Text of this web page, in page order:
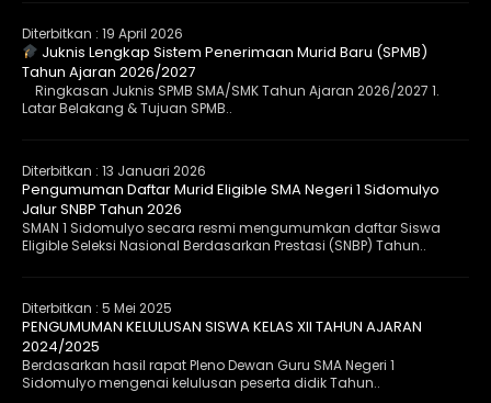
Diterbitkan : 19 April 2026
Juknis Lengkap Sistem Penerimaan Murid Baru (SPMB)
Tahun Ajaran 2026/2027
Ringkasan Juknis SPMB SMA/SMK Tahun Ajaran 2026/2027 1.
Latar Belakang & Tujuan SPMB..
Diterbitkan : 13 Januari 2026
Pengumuman Daftar Murid Eligible SMA Negeri 1 Sidomulyo
Jalur SNBP Tahun 2026
SMAN 1 Sidomulyo secara resmi mengumumkan daftar Siswa
Eligible Seleksi Nasional Berdasarkan Prestasi (SNBP) Tahun..
Diterbitkan : 5 Mei 2025
PENGUMUMAN KELULUSAN SISWA KELAS XII TAHUN AJARAN
2024/2025
Berdasarkan hasil rapat Pleno Dewan Guru SMA Negeri 1
Sidomulyo mengenai kelulusan peserta didik Tahun..